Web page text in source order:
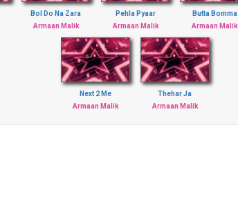
Bol Do Na Zara
Armaan Malik
Pehla Pyaar
Armaan Malik
Butta Bomma
Armaan Malik
Next 2 Me
Armaan Malik
Thehar Ja
Armaan Malik